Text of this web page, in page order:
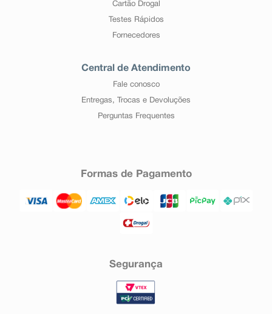
Cartão Drogal
Testes Rápidos
Fornecedores
Central de Atendimento
Fale conosco
Entregas, Trocas e Devoluções
Perguntas Frequentes
Formas de Pagamento
Segurança